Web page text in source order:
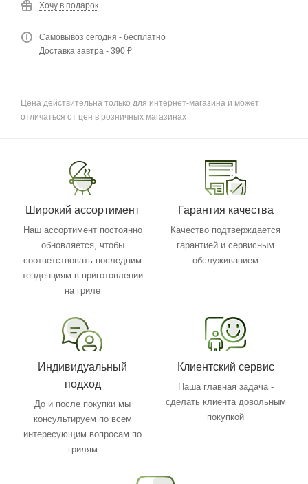
Хочу в подарок
Самовывоз сегодня - бесплатно
Доставка завтра - 390 ₽
Цена действительна только для интернет-магазина и может
отличаться от цен в розничных магазинах
Широкий ассортимент
Наш ассортимент постоянно
обновляется, чтобы
соответствовать последним
тенденциям в приготовлении
на гриле
Гарантия качества
Качество подтверждается
гарантией и сервисным
обслуживанием
Индивидуальный
подход
До и после покупки мы
консультируем по всем
интересующим вопросам по
грилям
Клиентский сервис
Наша главная задача -
сделать клиента довольным
покупкой